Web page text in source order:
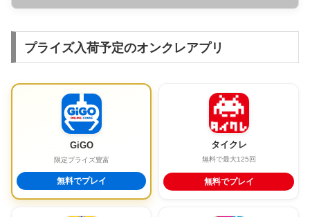
プライズ入荷予定のオンクレアプリ
GiGO
限定プライズ豊富
無料でプレイ
タイクレ
無料で最大125回
無料でプレイ